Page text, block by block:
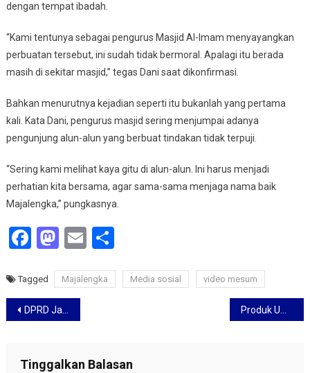
dengan tempat ibadah.
“Kami tentunya sebagai pengurus Masjid Al-Imam menyayangkan
perbuatan tersebut, ini sudah tidak bermoral. Apalagi itu berada
masih di sekitar masjid,” tegas Dani saat dikonfirmasi.
Bahkan menurutnya kejadian seperti itu bukanlah yang pertama
kali. Kata Dani, pengurus masjid sering menjumpai adanya
pengunjung alun-alun yang berbuat tindakan tidak terpuji.
“Sering kami melihat kaya gitu di alun-alun. Ini harus menjadi
perhatian kita bersama, agar sama-sama menjaga nama baik
Majalengka,” pungkasnya.
Facebook
Mastodon
EmailShare
Tagged Majalengka Media sosial video mesum
Navigasi
DPRD Jabar Minta Tracing Kontak Mudik Pasca Lebaran Terus Dilakukan
Tinggalkan Balasan